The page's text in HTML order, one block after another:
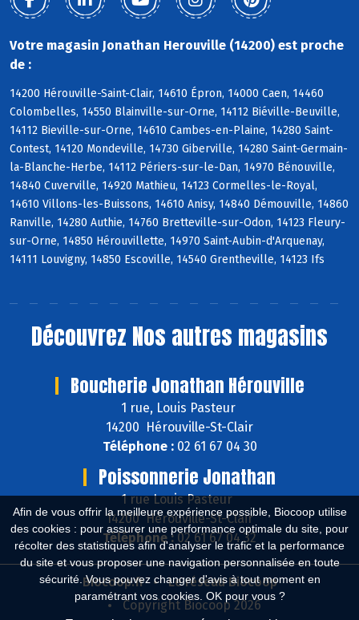
Afin de vous offrir la meilleure expérience possible, Biocoop utilise
des cookies : pour assurer une performance optimale du site, pour
récolter des statistiques afin d'analyser le trafic et la performance
du site et vous proposer une navigation personnalisée en toute
sécurité. Vous pouvez changer d'avis à tout moment en
paramétrant vos cookies. OK pour vous ?
Votre magasin Jonathan Herouville (14200) est proche
de :
14200 Hérouville-Saint-Clair, 14610 Épron, 14000 Caen, 14460
Colombelles, 14550 Blainville-sur-Orne, 14112 Biéville-Beuville,
14112 Bieville-sur-Orne, 14610 Cambes-en-Plaine, 14280 Saint-
Contest, 14120 Mondeville, 14730 Giberville, 14280 Saint-Germain-
la-Blanche-Herbe, 14112 Périers-sur-le-Dan, 14970 Bénouville,
14840 Cuverville, 14920 Mathieu, 14123 Cormelles-le-Royal,
14610 Villons-les-Buissons, 14610 Anisy, 14840 Démouville, 14860
Ranville, 14280 Authie, 14760 Bretteville-sur-Odon, 14123 Fleury-
sur-Orne, 14850 Hérouvillette, 14970 Saint-Aubin-d'Arquenay,
14111 Louvigny, 14850 Escoville, 14540 Grentheville, 14123 Ifs
Découvrez Nos autres magasins
Boucherie Jonathan Hérouville
1 rue, Louis Pasteur
14200 Hérouville-St-Clair
Téléphone :02 61 67 04 30
Poissonnerie Jonathan
1 rue Louis Pasteur
14200 Hérouville-St-Clair
Téléphone : 02 61 67 04 32
Biocoop.fr
Le réseau Biocoop
Copyright Biocoop 2026